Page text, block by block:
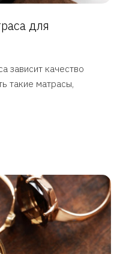
для
зависит качество
такие матрасы,